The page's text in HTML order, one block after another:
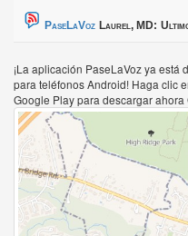
PaseLaVoz Laurel, MD:
¡La aplicación PaseLaVoz ya está
para teléfonos Android! Haga clic
Google Play para descargar ahora